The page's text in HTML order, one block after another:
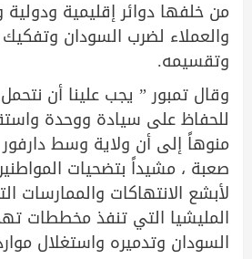
من خلفها دوائر إقليمية
والعملاء لضرب السودان
وتقسيمه.
وقال تمبور ” يجب علينا أن
للحفاظ على سيادة ووحدة
منوهاً إلى أن ولاية وسط
صعبة ، مشيداً بتضحيات
لأبشع الانتهاكات والممارسات
المليشيا التي تنفذ مخططات
السودان وتدميره واستغلال